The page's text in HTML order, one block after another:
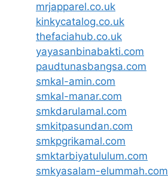
mrjapparel.co.uk
kinkycatalog.co.uk
thefaciahub.co.uk
yayasanbinabakti.com
paudtunasbangsa.com
smkal-amin.com
smkal-manar.com
smkdarulamal.com
smkitpasundan.com
smkpgrikamal.com
smktarbiyatululum.com
smkyasalam-elummah.com